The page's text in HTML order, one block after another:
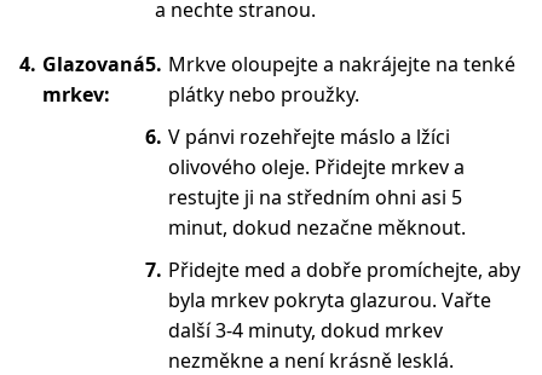
a nechte stranou.
Glazovaná
mrkev:
Mrkve oloupejte a nakrájejte na tenké
plátky nebo proužky.
V pánvi rozehřejte máslo a lžíci
olivového oleje. Přidejte mrkev a
restujte ji na středním ohni asi 5
minut, dokud nezačne měknout.
Přidejte med a dobře promíchejte, aby
byla mrkev pokryta glazurou. Vařte
další 3-4 minuty, dokud mrkev
nezměkne a není krásně lesklá.